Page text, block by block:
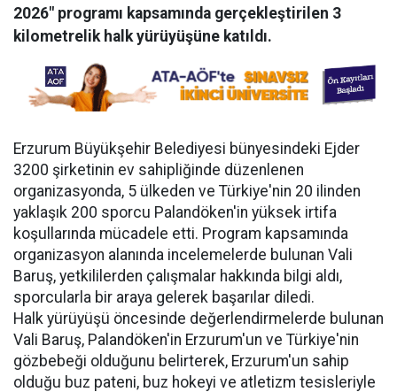
2026" programı kapsamında gerçekleştirilen 3
kilometrelik halk yürüyüşüne katıldı.
Erzurum Büyükşehir Belediyesi bünyesindeki Ejder
3200 şirketinin ev sahipliğinde düzenlenen
organizasyonda, 5 ülkeden ve Türkiye'nin 20 ilinden
yaklaşık 200 sporcu Palandöken'in yüksek irtifa
koşullarında mücadele etti. Program kapsamında
organizasyon alanında incelemelerde bulunan Vali
Baruş, yetkililerden çalışmalar hakkında bilgi aldı,
sporcularla bir araya gelerek başarılar diledi.
Halk yürüyüşü öncesinde değerlendirmelerde bulunan
Vali Baruş, Palandöken'in Erzurum'un ve Türkiye'nin
gözbebeği olduğunu belirterek, Erzurum'un sahip
olduğu buz pateni, buz hokeyi ve atletizm tesisleriyle